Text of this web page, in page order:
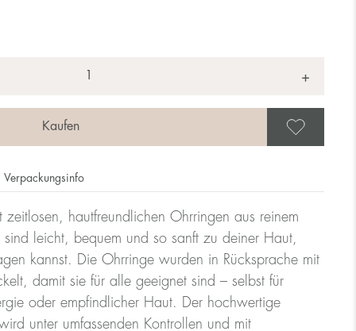
+
Verpackungsinfo
zeitlosen, hautfreundlichen Ohrringen aus reinem
sind leicht, bequem und so sanft zu deiner Haut,
kannst. Die Ohrringe wurden in Rücksprache mit
damit sie für alle geeignet sind – selbst für
oder empfindlicher Haut. Der hochwertige
unter umfassenden Kontrollen und mit